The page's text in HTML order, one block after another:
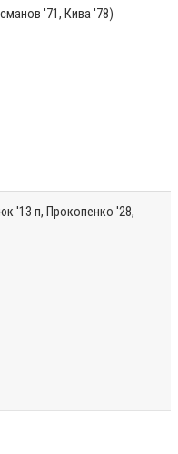
'71, Кива '78)
'13 п, Прокопенко '28,